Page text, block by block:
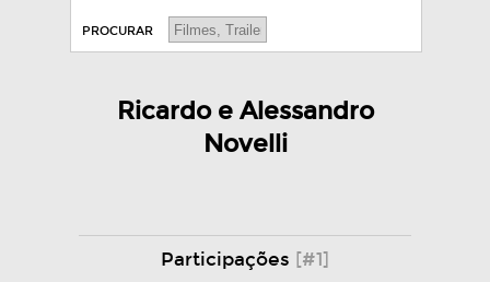
PROCURAR
Ricardo e Alessandro
Novelli
Participações [#1]